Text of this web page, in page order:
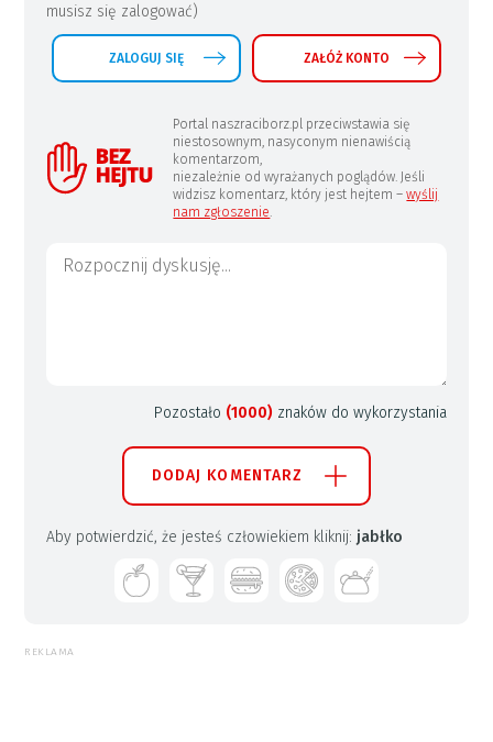
musisz się zalogować)
ZALOGUJ SIĘ ZAŁÓŻ KONTO
Portal naszraciborz.pl przeciwstawia się
niestosownym, nasyconym nienawiścią
komentarzom,
niezależnie od wyrażanych poglądów. Jeśli
widzisz komentarz, który jest hejtem –wyślij
nam zgłoszenie
Pozostało (1000) znaków do wykorzystania
DODAJ KOMENTARZ
Aby potwierdzić, że jesteś człowiekiem kliknij: jabłko
REKLAMA